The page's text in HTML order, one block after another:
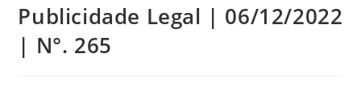
Publicidade Legal | 06/12/2022
| N°. 265